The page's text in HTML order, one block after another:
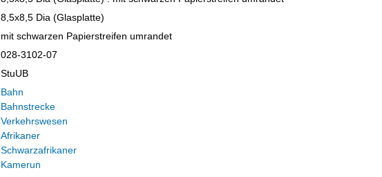
8,5x8,5 Dia (Glasplatte)
mit schwarzen Papierstreifen umrandet
028-3102-07
StuUB
Bahn
Bahnstrecke
Verkehrswesen
Afrikaner
Schwarzafrikaner
Kamerun